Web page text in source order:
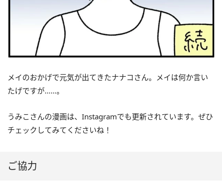
メイのおかげで元気が出てきたナナコさん。メイは何か言い
たげですが……。
うみこさんの漫画は、Instagramでも更新されています。ぜひ
チェックしてみてくださいね！
ご協力